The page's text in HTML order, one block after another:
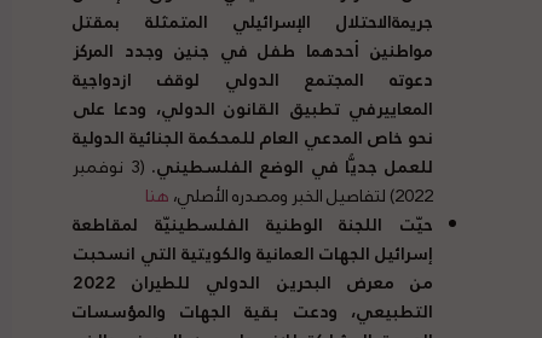
جريمةالاحتلال الإسرائيلي المتمثلة بمقتل
مواطنين أحدهما طفل في جنين وجدد المركز
دعوته المجتمع الدولي لوقف ازدواجية
المعاييرفي تطبيق القانون الدولي، ودعا على
نحو خاص المدعي العام للمحكمة الجنائية الدولية
للعمل جديًّا في الوضع الفلسطيني.
(3 نوفمبر
2022) لتفاصيل الخبر ومصدره الأصلي،
هنا
حيّت اللجنة الوطنية الفلسطينيّة لمقاطعة
إسرائيل الجهات العمانية والكويتية التي انسحبت
من معرض البحرين الدولي للطيران2022
التطبيعي، ودعت بقية الجهات والمؤسسات